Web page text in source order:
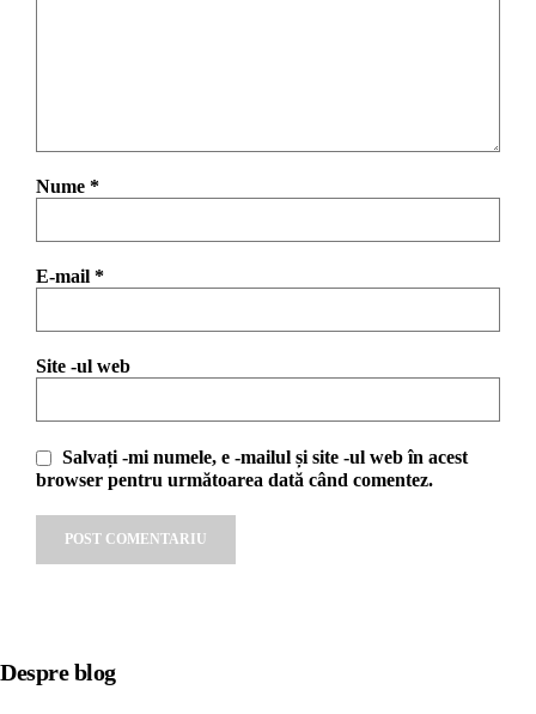
Nume *
E-mail *
Site -ul web
Salvați -mi numele, e -mailul și site -ul web în acest
browser pentru următoarea dată când comentez.
Despre blog